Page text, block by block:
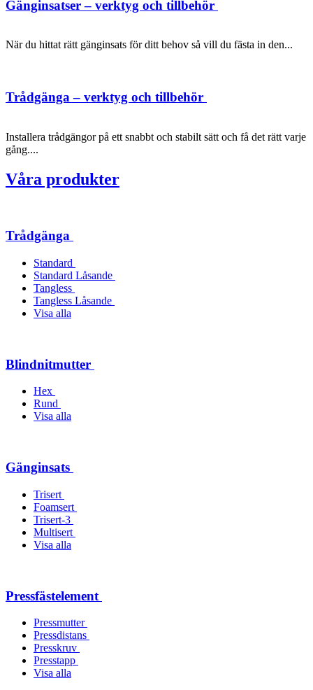
Gänginsatser – verktyg och tillbehör
När du hittat rätt gänginsats för ditt behov så vill du fästa in den...
Trådgänga – verktyg och tillbehör
Installera trådgängor på ett snabbt och stabilt sätt och få det rätt varje
gång....
Våra produkter
Trådgänga
Standard
Standard Låsande
Tangless
Tangless Låsande
Visa alla
Blindnitmutter
Hex
Rund
Visa alla
Gänginsats
Trisert
Foamsert
Trisert-3
Multisert
Visa alla
Pressfästelement
Pressmutter
Pressdistans
Presskruv
Presstapp
Visa alla